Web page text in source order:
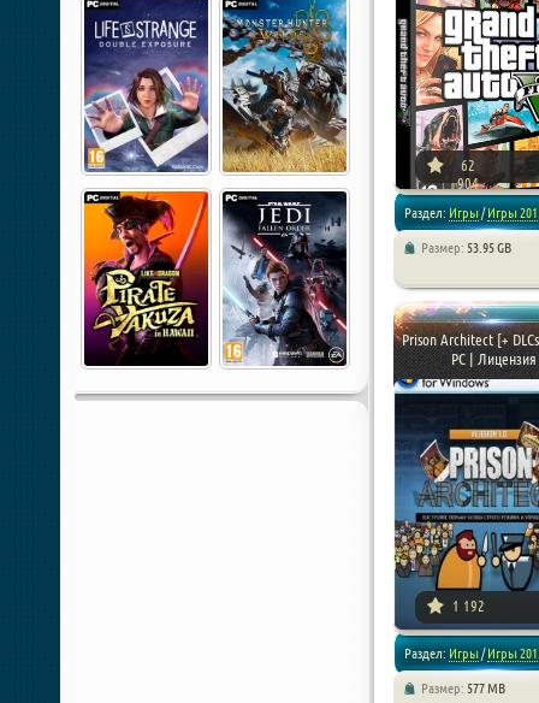
62
904
Раздел: Игры/Игры
Размер: 53.95 GB
Prison Architect [+
PC | Лицензия
1 192
Раздел: Игры/Игры
Размер: 577 MB